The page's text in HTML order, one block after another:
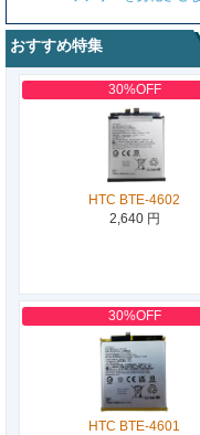
おすすめ特集
30%OFF
HTC BTE-4602
2,640 円
30%OFF
HTC BTE-4601